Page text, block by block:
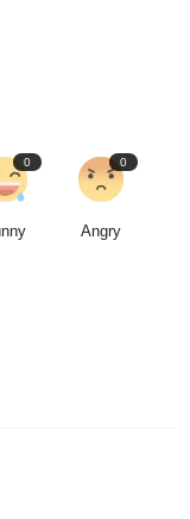
0 0
Angry